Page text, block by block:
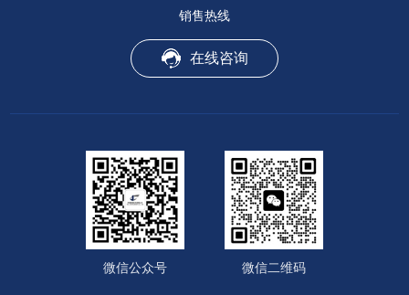
销售热线
在线咨询
微信公众号 微信二维码